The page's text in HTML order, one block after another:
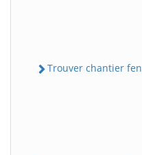
Trouver chantier